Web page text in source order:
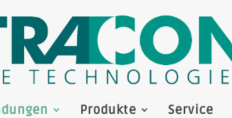
Produkte Service